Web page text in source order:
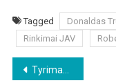
Tagged Donaldas
Rinkimai JAV
Tyrimas: NATO šalyse įsikūrusios civilinės oro linijų bendrovės dalyvauja geoinžinerijos veikloje